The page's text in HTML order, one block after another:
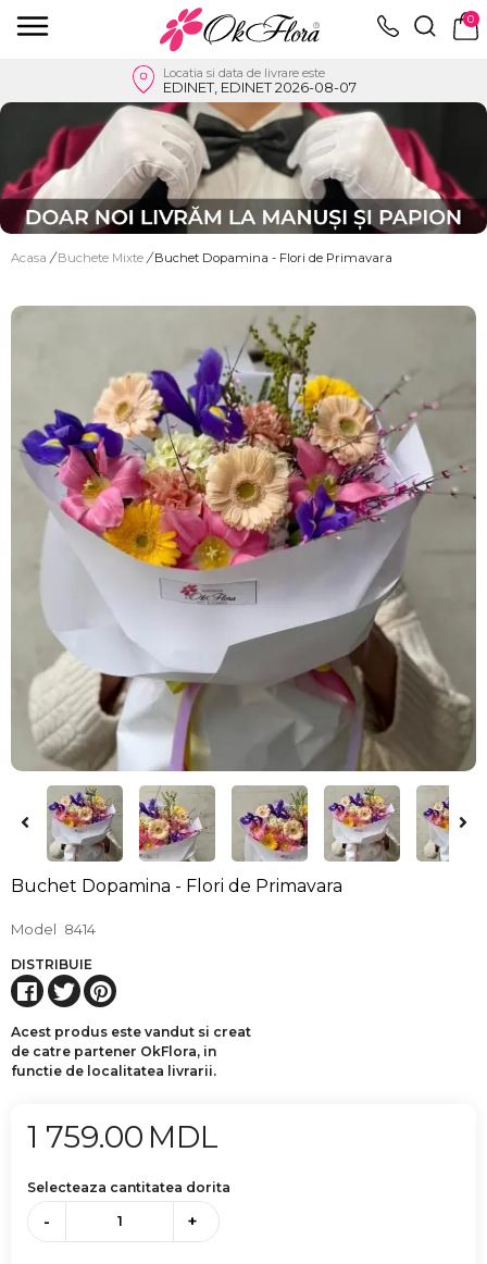
0
Locatia si data de livrare este
EDINET, EDINET 2026-08-07
Acasa / Buchete Mixte / Buchet Dopamina - Flori de Primavara
Buchet Dopamina - Flori de Primavara
Model 8414
DISTRIBUIE
Acest produs este vandut si creat
de catre partener OkFlora, in
functie de localitatea livrarii.
1 759.00 MDL
Selecteaza cantitatea dorita
- +